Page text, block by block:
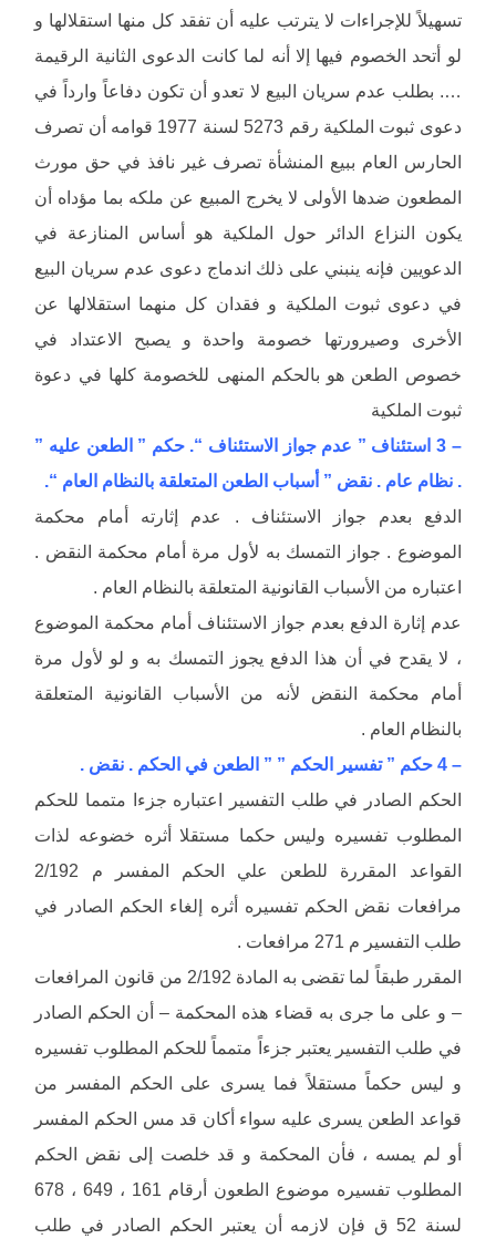
تسهيلاً للإجراءات لا يترتب عليه أن تفقد كل منها استقلالها و
لو أتحد الخصوم فيها إلا أنه لما كانت الدعوى الثانية الرقيمة
…. بطلب عدم سريان البيع لا تعدو أن تكون دفاعاً وارداً في
دعوى ثبوت الملكية رقم 5273 لسنة 1977 قوامه أن تصرف
الحارس العام ببيع المنشأة تصرف غير نافذ في حق مورث
المطعون ضدها الأولى لا يخرج المبيع عن ملكه بما مؤداه أن
يكون النزاع الدائر حول الملكية هو أساس المنازعة في
الدعويين فإنه ينبني على ذلك اندماج دعوى عدم سريان البيع
في دعوى ثبوت الملكية و فقدان كل منهما استقلالها عن
الأخرى وصيرورتها خصومة واحدة و يصبح الاعتداد في
خصوص الطعن هو بالحكم المنهى للخصومة كلها في دعوة
ثبوت الملكية
– 3 استئناف ” عدم جواز الاستئناف “. حكم ” الطعن عليه ”
. نظام عام . نقض ” أسباب الطعن المتعلقة بالنظام العام “.
الدفع بعدم جواز الاستئناف . عدم إثارته أمام محكمة
الموضوع . جواز التمسك به لأول مرة أمام محكمة النقض .
اعتباره من الأسباب القانونية المتعلقة بالنظام العام .
عدم إثارة الدفع بعدم جواز الاستئناف أمام محكمة الموضوع
، لا يقدح في أن هذا الدفع يجوز التمسك به و لو لأول مرة
أمام محكمة النقض لأنه من الأسباب القانونية المتعلقة
بالنظام العام .
– 4 حكم ” تفسير الحكم ” ” الطعن في الحكم . نقض .
الحكم الصادر في طلب التفسير اعتباره جزءا متمما للحكم
المطلوب تفسيره وليس حكما مستقلا أثره خضوعه لذات
القواعد المقررة للطعن علي الحكم المفسر م 2/192
مرافعات نقض الحكم تفسيره أثره إلغاء الحكم الصادر في
طلب التفسير م 271 مرافعات .
المقرر طبقاً لما تقضى به المادة 2/192 من قانون المرافعات
– و على ما جرى به قضاء هذه المحكمة – أن الحكم الصادر
في طلب التفسير يعتبر جزءاً متمماً للحكم المطلوب تفسيره
و ليس حكماً مستقلاً فما يسرى على الحكم المفسر من
قواعد الطعن يسرى عليه سواء أكان قد مس الحكم المفسر
أو لم يمسه ، فأن المحكمة و قد خلصت إلى نقض الحكم
المطلوب تفسيره موضوع الطعون أرقام 161 ، 649 ، 678
لسنة 52 ق فإن لازمه أن يعتبر الحكم الصادر في طلب